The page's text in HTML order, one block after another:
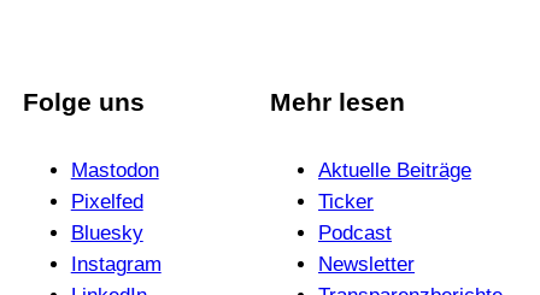
Folge uns
Mastodon
Pixelfed
Bluesky
Instagram
Mehr lesen
Aktuelle Beiträge
Ticker
Podcast
News­letter